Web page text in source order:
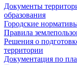
Документы
образования
Городские
Правила
Решения о
территории
Документация по